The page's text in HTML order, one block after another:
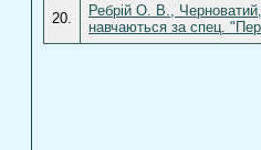
20.
Ребрій О. В.,
навчаються за спец.